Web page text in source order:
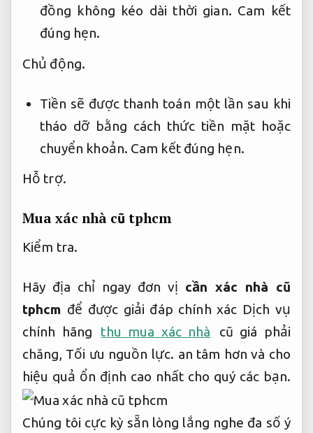
đồng không kéo dài thời gian. Cam kết
đúng hẹn.
Chủ động.
Tiền sẽ được thanh toán một lần sau khi
tháo dỡ bằng cách thức tiền mặt hoặc
chuyển khoản. Cam kết đúng hẹn.
Hỗ trợ.
Mua xác nhà cũ tphcm
Kiểm tra.
Hãy địa chỉ ngay đơn vị cần xác nhà cũ
tphcm để được giải đáp chính xác Dịch vụ
chính hãng
thu mua xác nhà
cũ giá phải
chăng, Tối ưu nguồn lực. an tâm hơn và cho
hiệu quả ổn định cao nhất cho quý các bạn.
Chúng tôi cực kỳ sẵn lòng lắng nghe đa số ý